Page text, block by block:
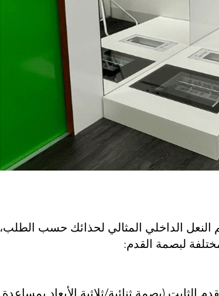
الداخلي المثالي لحذائك حسب الطلب،
لبصمة القدم:
الثابت (بصمة ثنائية/ثلاثية الأبعاد بمساعدة